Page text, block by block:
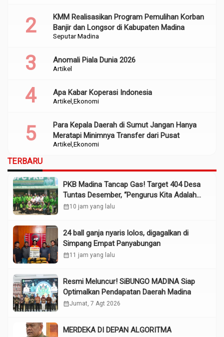
Seputar Madina
KMM Realisasikan Program Pemulihan Korban
Banjir dan Longsor di Kabupaten Madina
Artikel
Anomali Piala Dunia 2026
Artikel Ekonomi
Apa Kabar Koperasi Indonesia
Artikel Ekonomi
Para Kepala Daerah di Sumut Jangan Hanya
Meratapi Minimnya Transfer dari Pusat
TERBARU
PKB Madina Tancap Gas! Target 404 Desa
Tuntas Desember, “Pengurus Kita Adalah
Tokoh”
calendar_month10 jam yang lalu
24 ball ganja nyaris lolos, digagalkan di
Simpang Empat Panyabungan
calendar_month11 jam yang lalu
Resmi Meluncur! SiBUNGO MADINA Siap
Optimalkan Pendapatan Daerah Madina
calendar_monthJumat, 7 Agt 2026
MERDEKA DI DEPAN ALGORITMA